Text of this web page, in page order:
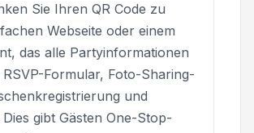
Sie Ihren QR Code zu
Webseite oder einem
das alle Partyinformationen
Formular, Foto-Sharing-
und
Dies gibt Gästen One-Stop-